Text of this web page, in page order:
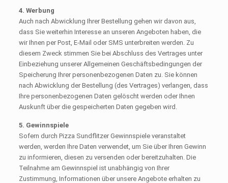
4. Werbung
Auch nach Abwicklung Ihrer Bestellung gehen wir davon aus,
dass Sie weiterhin Interesse an unseren Angeboten haben, die
wir Ihnen per Post, E-Mail oder SMS unterbreiten werden. Zu
diesem Zweck stimmen Sie bei Abschluss des Vertrages unter
Einbeziehung unserer Allgemeinen Geschäftsbedingungen der
Speicherung Ihrer personenbezogenen Daten zu. Sie können
nach Abwicklung der Bestellung (des Vertrages) verlangen, dass
Ihre personenbezogenen Daten gelöscht werden oder Ihnen
Auskunft über die gespeicherten Daten gegeben wird.
5. Gewinnspiele
Sofern durch Pizza Sundflitzer Gewinnspiele veranstaltet
werden, werden Ihre Daten verwendet, um Sie über Ihren Gewinn
zu informieren, diesen zu versenden oder bereitzuhalten. Die
Teilnahme am Gewinnspiel ist unabhängig von Ihrer
Zustimmung, Informationen über unsere Angebote erhalten zu